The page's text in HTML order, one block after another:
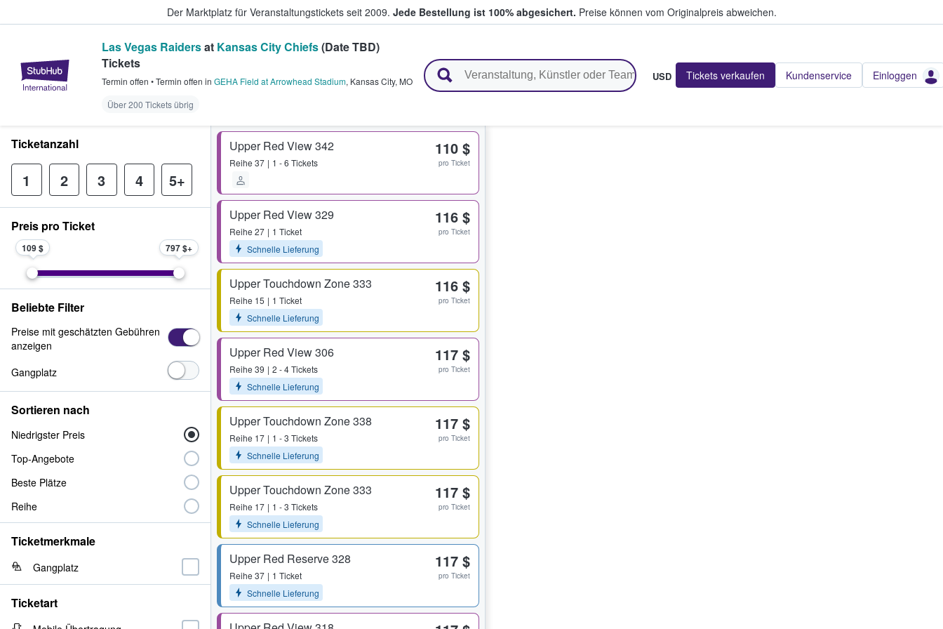
Der Marktplatz für Veranstaltungstickets seit 2009. Jede Bestellung ist 100% abgesichert. Preise können vom Originalpreis abweichen.
StubHub - Wo Fans Tickets kaufen & verkaufen
Las Vegas Raidersat Kansas City Chiefs(Date TBD)
Tickets
Termin offen •Termin offen in GEHA Field at Arrowhead Stadium, Kansas City, MO
Über 200 Tickets übrig
USD Tickets verkaufen Kundenservice Einloggen
Upper Red View 342
Reihe 37 1 - 6 Tickets
110 $
pro Ticket
Upper Red View 329
Reihe 27
1 Ticket
Schnelle Lieferung
116 $
pro Ticket
Upper Touchdown Zone 333
Reihe 15
1 Ticket
Schnelle Lieferung
116 $
pro Ticket
Upper Red View 306
Reihe 39
2 - 4 Tickets
Schnelle Lieferung
117 $
pro Ticket
Upper Touchdown Zone 338
Reihe 17
1 - 3 Tickets
Schnelle Lieferung
117 $
pro Ticket
Upper Touchdown Zone 333
Reihe 17
1 - 3 Tickets
Schnelle Lieferung
117 $
pro Ticket
Upper Red Reserve 328
Reihe 37
1 Ticket
Schnelle Lieferung
117 $
pro Ticket
Ticketanzahl
1 2 3 4 5+
Preis pro Ticket
109 $ 797 $
Beliebte Filter
Preise mit geschätzten Gebühren
anzeigen
Gangplatz
Sortieren nach
Niedrigster Preis
Top-Angebote
Beste Plätze
Reihe
Ticketmerkmale
Gangplatz
Ticketart